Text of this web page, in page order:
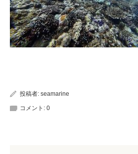
投稿者: seamarine
コメント: 0